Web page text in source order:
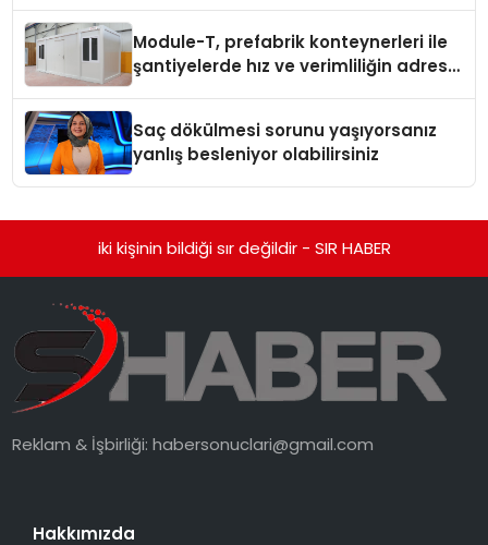
Module-T, prefabrik konteynerleri ile
şantiyelerde hız ve verimliliğin adresi
Saç dökülmesi sorunu yaşıyorsanız
yanlış besleniyor olabilirsiniz
iki kişinin bildiği sır değildir - SIR HABER
Reklam & İşbirliği:habersonuclari@gmail.com
Hakkımızda